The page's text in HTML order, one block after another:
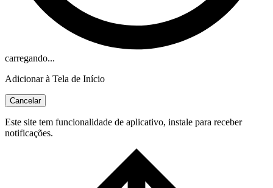
carregando...
Adicionar à Tela de Início
Cancelar
Este site tem funcionalidade de aplicativo, instale para receber
notificações.